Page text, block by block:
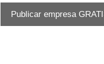
Publicar empresa